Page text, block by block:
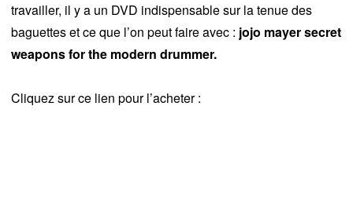
travailler, il y a un DVD indispensable sur la tenue des
baguettes et ce que l’on peut faire avec : jojo mayer secret
weapons for the modern drummer.
Cliquez sur ce lien pour l’acheter :